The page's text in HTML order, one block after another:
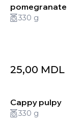
pomegranate
330 g
25,00 MDL
Cappy pulpy
330 g